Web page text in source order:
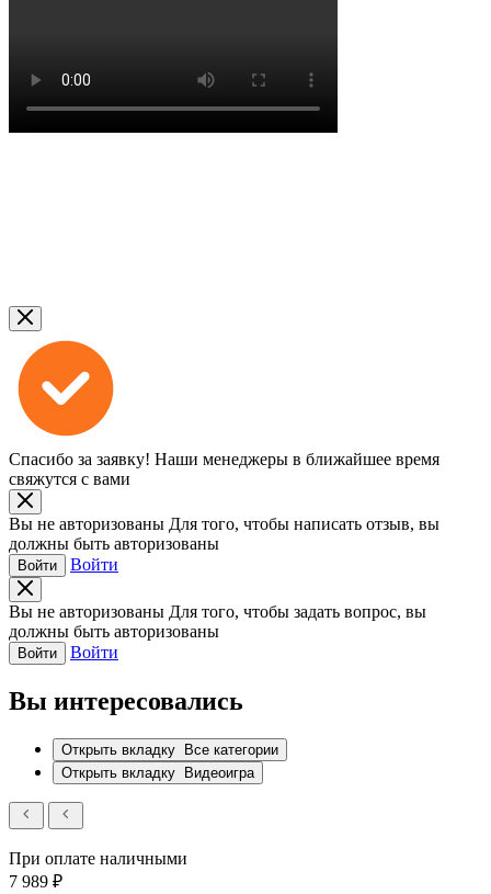
Спасибо за заявку! Наши менеджеры в ближайшее время
свяжутся с вами
Вы не авторизованы Для того, чтобы написать отзыв, вы
должны быть авторизованы
Войти Войти
Вы не авторизованы Для того, чтобы задать вопрос, вы
должны быть авторизованы
Войти Войти
Вы интересовались
Открыть вкладку
Все категории
Открыть вкладку
Видеоигра
При оплате наличными
7 989 ₽